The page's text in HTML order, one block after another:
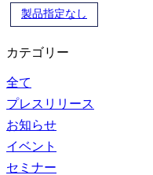
製品指定なし
カテゴリー
全て
プレスリリース
お知らせ
イベント
セミナー